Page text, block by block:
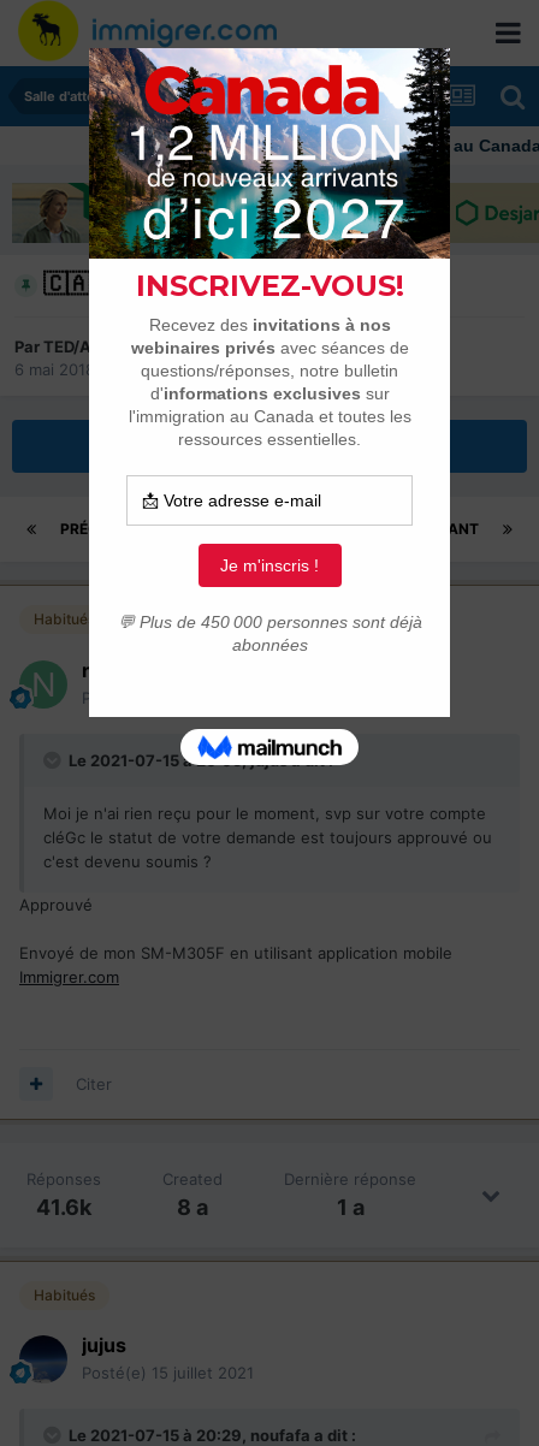
Salle d'attente - échanges de dates
Immigrer au Canada:
🇨🇦 Fédéraux 2018-2022
ParTED/A
6 mai 2018
Salle d'attente - échanges de dates
Répondre à ce sujet
PRÉCÉDENT SUIVANT
Page 1897 sur 2082
Habitués
noufafa
Posté(e)
Le 2021-07-15 à 20:05,jujusa dit :
Moi je n'ai rien reçu pour le moment, svp sur votre compte
cléGc le statut de votre demande est toujours approuvé ou
c'est devenu soumis ?
Approuvé
Envoyé de mon SM-M305F en utilisant application mobile
Immigrer.com
Citer
Réponses
41.6k
Created
8 a
Dernière réponse
1 a
Habitués
jujus
Posté(e) 15 juillet 2021
Le 2021-07-15 à 20:29, noufafa a dit :